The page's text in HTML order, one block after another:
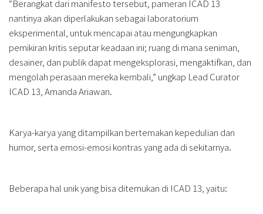
“Berangkat dari manifesto tersebut, pameran ICAD 13
nantinya akan diperlakukan sebagai laboratorium
eksperimental, untuk mencapai atau mengungkapkan
pemikiran kritis seputar keadaan ini; ruang di mana seniman,
desainer, dan publik dapat mengeksplorasi, mengaktifkan, dan
mengolah perasaan mereka kembali,” ungkap Lead Curator
ICAD 13, Amanda Ariawan.
Karya-karya yang ditampilkan bertemakan kepedulian dan
humor, serta emosi-emosi kontras yang ada di sekitarnya.
Beberapa hal unik yang bisa ditemukan di ICAD 13, yaitu: